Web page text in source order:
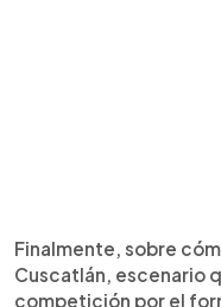
Finalmente, sobre
Cuscatlán, escenario
competición por el